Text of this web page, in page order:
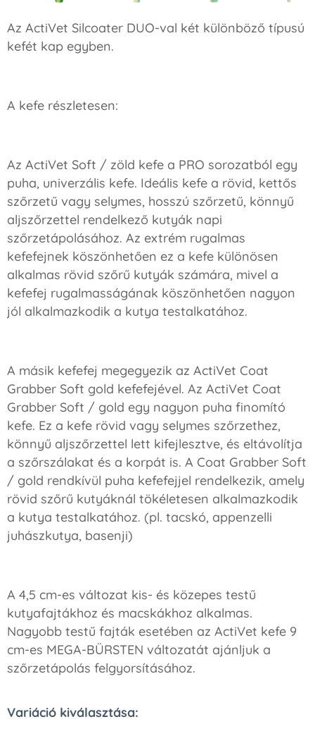
Az ActiVet Silcoater DUO-val két különböző típusú
kefét kap egyben.
A kefe részletesen:
Az ActiVet Soft / zöld kefe a PRO sorozatból egy
puha, univerzális kefe. Ideális kefe a rövid, kettős
szőrzetű vagy selymes, hosszú szőrzetű, könnyű
aljszőrzettel rendelkező kutyák napi
szőrzetápolásához. Az extrém rugalmas
kefefejnek köszönhetően ez a kefe különösen
alkalmas rövid szőrű kutyák számára, mivel a
kefefej rugalmasságának köszönhetően nagyon
jól alkalmazkodik a kutya testalkatához.
A másik kefefej megegyezik az ActiVet Coat
Grabber Soft gold kefefejével. Az ActiVet Coat
Grabber Soft / gold egy nagyon puha finomító
kefe. Ez a kefe rövid vagy selymes szőrzethez,
könnyű aljszőrzettel lett kifejlesztve, és eltávolítja
a szőrszálakat és a korpát is. A Coat Grabber Soft
/ gold rendkívül puha kefefejjel rendelkezik, amely
rövid szőrű kutyáknál tökéletesen alkalmazkodik
a kutya testalkatához. (pl. tacskó, appenzelli
juhászkutya, basenji)
A 4,5 cm-es változat kis- és közepes testű
kutyafajtákhoz és macskákhoz alkalmas.
Nagyobb testű fajták esetében az ActiVet kefe 9
cm-es MEGA-BÜRSTEN változatát ajánljuk a
szőrzetápolás felgyorsításához.
Variáció kiválasztása: